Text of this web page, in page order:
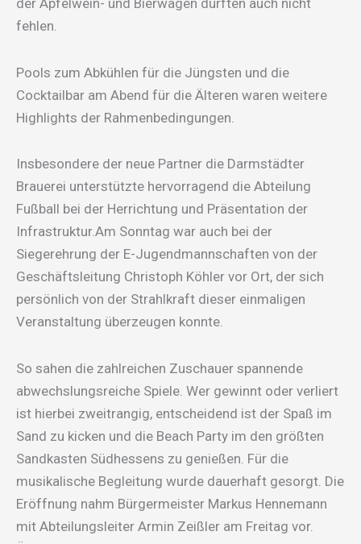
fehlen.
Pools zum Abkühlen für die Jüngsten und die
Cocktailbar am Abend für die Älteren waren weitere
Highlights der Rahmenbedingungen.
Insbesondere der neue Partner die Darmstädter
Brauerei unterstützte hervorragend die Abteilung
Fußball bei der Herrichtung und Präsentation der
Infrastruktur.Am Sonntag war auch bei der
Siegerehrung der E-Jugendmannschaften von der
Geschäftsleitung Christoph Köhler vor Ort, der sich
persönlich von der Strahlkraft dieser einmaligen
Veranstaltung überzeugen konnte.
So sahen die zahlreichen Zuschauer spannende
abwechslungsreiche Spiele. Wer gewinnt oder verliert
ist hierbei zweitrangig, entscheidend ist der Spaß im
Sand zu kicken und die Beach Party im den größten
Sandkasten Südhessens zu genießen. Für die
musikalische Begleitung wurde dauerhaft gesorgt. Die
Eröffnung nahm Bürgermeister Markus Hennemann
mit Abteilungsleiter Armin Zeißler am Freitag vor.